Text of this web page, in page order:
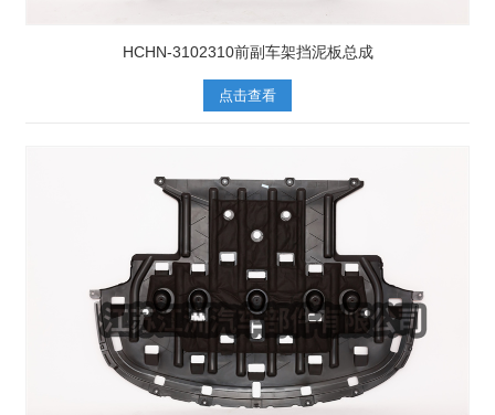
HCHN-3102310前副车架挡泥板总成
点击查看